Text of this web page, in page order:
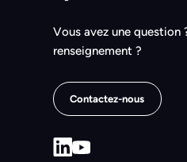
Vous avez une question
renseignement ?
Contactez-nous